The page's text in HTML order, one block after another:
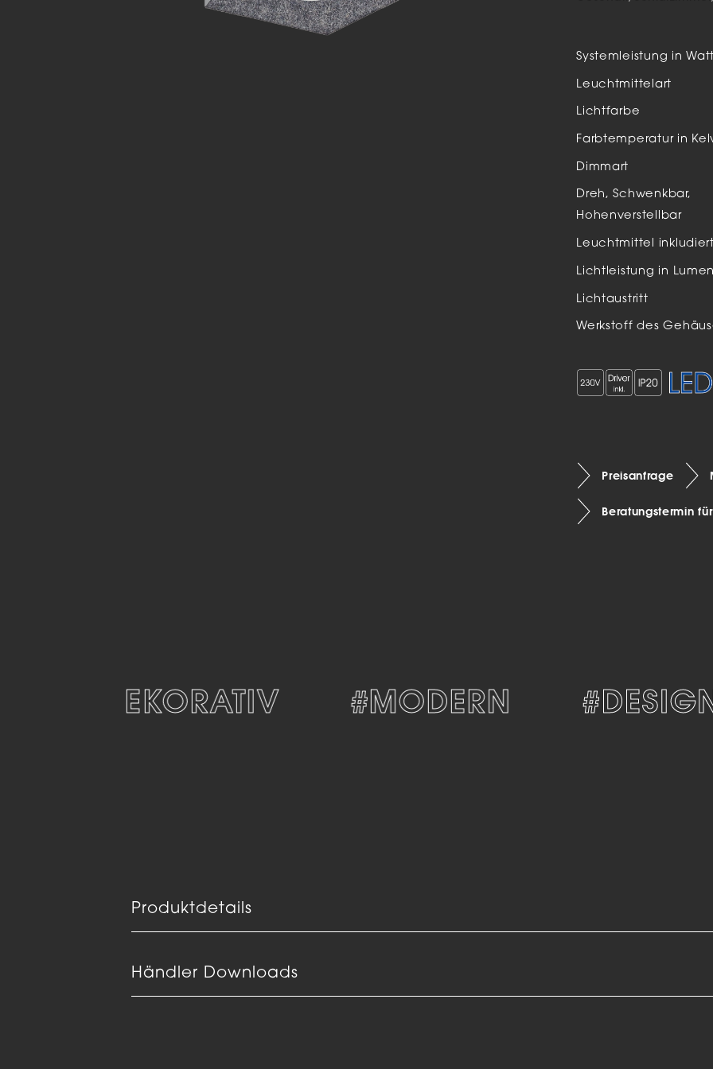
Systemleistung in Watt
Leuchtmittelart
Lichtfarbe
Farbtemperatur in
Dimmart
Dreh, Schwenkbar,
Hohenverstellbar
Leuchtmittel inkludiert
Lichtleistung in Lumen
Lichtaustritt
Werkstoff des
Preisanfrage
Beratungstermin
#DESIGN
#DEKORATIV #MODERN
Produktdetails
Händler Downloads